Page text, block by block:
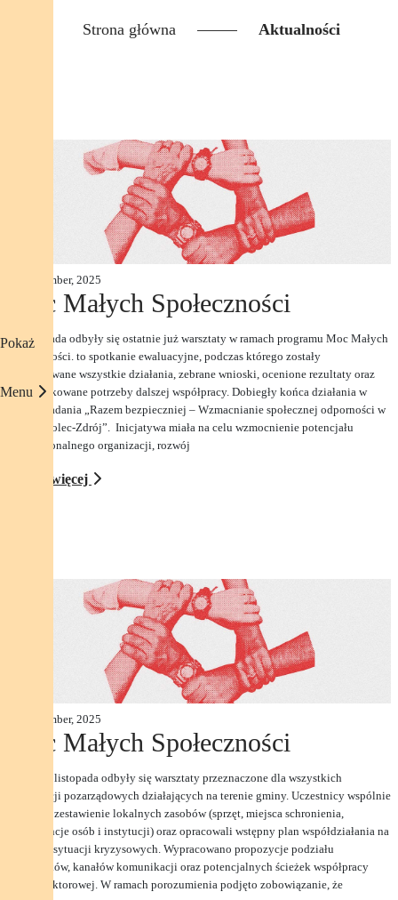
Pokaż
Menu
Strona główna Aktualności
28 November, 2025
Moc Małych Społeczności
23 listopada odbyły się ostatnie już warsztaty w ramach programu Moc Małych
Społeczności. to spotkanie ewaluacyjne, podczas którego zostały
podsumowane wszystkie działania, zebrane wnioski, ocenione rezultaty oraz
zidentyfikowane potrzeby dalszej współpracy. Dobiegły końca działania w
ramach zadania „Razem bezpieczniej – Wzmacnianie społecznej odporności w
Gminie Solec-Zdrój”. Inicjatywa miała na celu wzmocnienie potencjału
instytucjonalnego organizacji, rozwój
Czytaj więcej
07 November, 2025
Moc Małych Społeczności
W dniu 6 listopada odbyły się warsztaty przeznaczone dla wszystkich
organizacji pozarządowych działających na terenie gminy. Uczestnicy wspólnie
stworzyli zestawienie lokalnych zasobów (sprzęt, miejsca schronienia,
kompetencje osób i instytucji) oraz opracowali wstępny plan współdziałania na
wypadek sytuacji kryzysowych. Wypracowano propozycje podziału
obowiązków, kanałów komunikacji oraz potencjalnych ścieżek współpracy
międzysektorowej. W ramach porozumienia podjęto zobowiązanie, że